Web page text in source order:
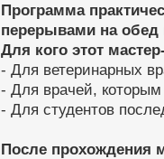
Программа
перерывами на обед
Для кого этот
- Для ветеринарных
- Для врачей,
- Для студентов
После прохождения